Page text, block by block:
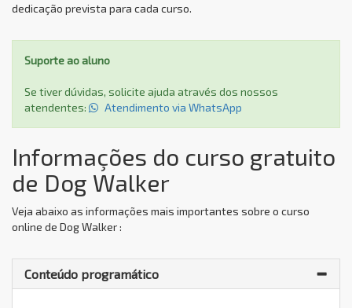
dedicação prevista para cada curso.
Suporte ao aluno
Se tiver dúvidas, solicite ajuda através dos nossos
atendentes:
Atendimento via WhatsApp
Informações do curso gratuito
de Dog Walker
Veja abaixo as informações mais importantes sobre o curso
online de Dog Walker :
Conteúdo programático